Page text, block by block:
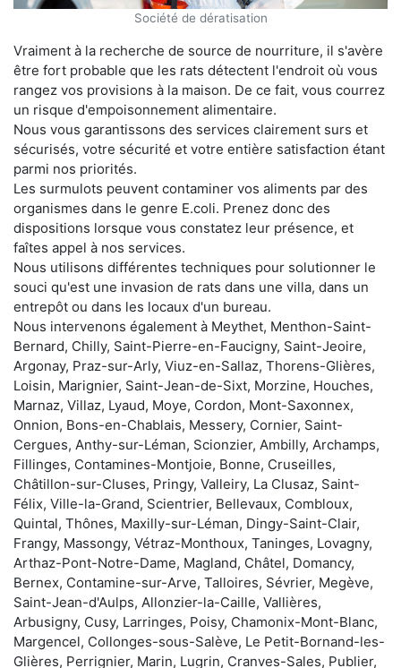
Société de dératisation
Vraiment à la recherche de source de nourriture, il s'avère
être fort probable que les rats détectent l'endroit où vous
rangez vos provisions à la maison. De ce fait, vous courrez
un risque d'empoisonnement alimentaire.
Nous vous garantissons des services clairement surs et
sécurisés, votre sécurité et votre entière satisfaction étant
parmi nos priorités.
Les surmulots peuvent contaminer vos aliments par des
organismes dans le genre E.coli. Prenez donc des
dispositions lorsque vous constatez leur présence, et
faîtes appel à nos services.
Nous utilisons différentes techniques pour solutionner le
souci qu'est une invasion de rats dans une villa, dans un
entrepôt ou dans les locaux d'un bureau.
Nous intervenons également à Meythet, Menthon-Saint-
Bernard, Chilly, Saint-Pierre-en-Faucigny, Saint-Jeoire,
Argonay, Praz-sur-Arly, Viuz-en-Sallaz, Thorens-Glières,
Loisin, Marignier, Saint-Jean-de-Sixt, Morzine, Houches,
Marnaz, Villaz, Lyaud, Moye, Cordon, Mont-Saxonnex,
Onnion, Bons-en-Chablais, Messery, Cornier, Saint-
Cergues, Anthy-sur-Léman, Scionzier, Ambilly, Archamps,
Fillinges, Contamines-Montjoie, Bonne, Cruseilles,
Châtillon-sur-Cluses, Pringy, Valleiry, La Clusaz, Saint-
Félix, Ville-la-Grand, Scientrier, Bellevaux, Combloux,
Quintal, Thônes, Maxilly-sur-Léman, Dingy-Saint-Clair,
Frangy, Massongy, Vétraz-Monthoux, Taninges, Lovagny,
Arthaz-Pont-Notre-Dame, Magland, Châtel, Domancy,
Bernex, Contamine-sur-Arve, Talloires, Sévrier, Megève,
Saint-Jean-d'Aulps, Allonzier-la-Caille, Vallières,
Arbusigny, Cusy, Larringes, Poisy, Chamonix-Mont-Blanc,
Margencel, Collonges-sous-Salève, Le Petit-Bornand-les-
Glières, Perrignier, Marin, Lugrin, Cranves-Sales, Publier,